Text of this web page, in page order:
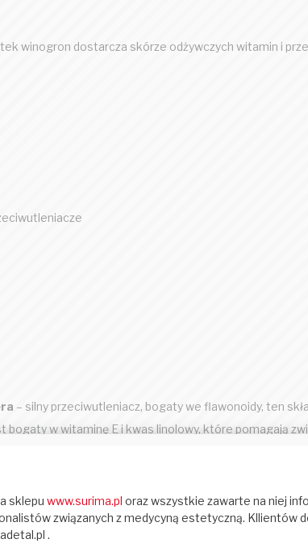
winogron dostarcza skórze odżywczych witamin i
– silny przeciwutleniacz, bogaty we flawonoidy, ten
bogaty w witaminę E i kwas linolowy, które pomagają
jednocześnie chroniąc ściany naczyń
wrażliwość skóry, ten silny olej ma również
do dezynfekcji skóry i zmniejszenia stanu
że ten olejek eteryczny poprawia przepływ krwi –
gojenie.